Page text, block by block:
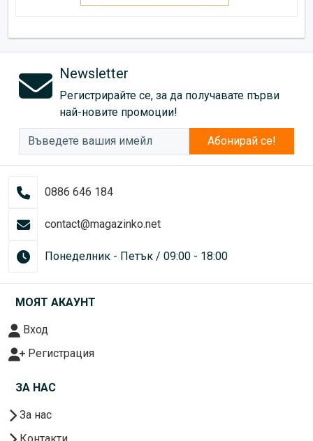
Newsletter
Регистрирайте се, за да получавате първи
най-новите промоции!
Абонирай се!
0886 646 184
contact@magazinko.net
Понеделник - Петък / 09:00 - 18:00
МОЯТ АКАУНТ
Вход
Регистрация
ЗА НАС
За нас